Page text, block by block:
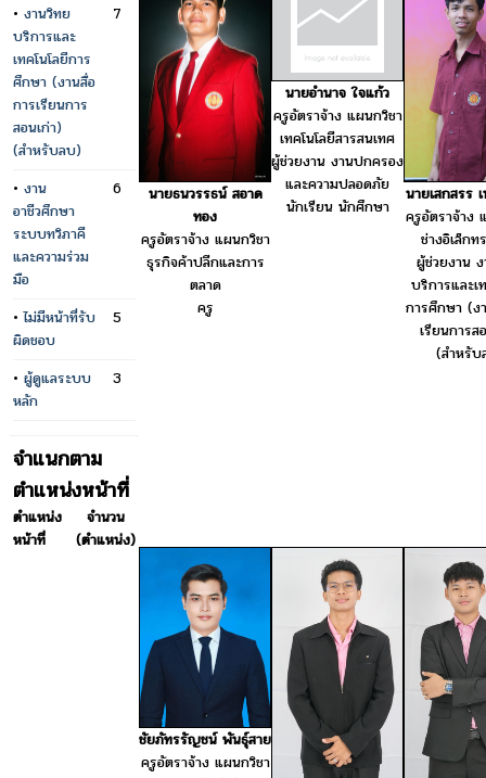
• งานวิทย
บริการและ
เทคโนโลยีการ
ศึกษา (งานสื่อ
การเรียนการ
สอนเก่า)
(สำหรับลบ)
7
• งาน
อาชีวศึกษา
ระบบทวิภาคี
และความร่วม
มือ
6
•ไม่มีหน้าที่รับ
ผิดชอบ
5
• ผู้ดูแลระบบ
หลัก
3
จำแนกตาม
ตำแหน่งหน้าที่
ตำแหน่ง
หน้าที่
จำนวน
(ตำแหน่ง)
นายธนวรรธน์ สอาด
ทอง
ครูอัตราจ้าง แผนกวิชา
ธุรกิจค้าปลีกและการ
ตลาด
ครู
นายอำนาจ ใจแก้ว
ครูอัตราจ้าง แผนกวิชา
เทคโนโลยีสารสนเทศ
ผู้ช่วยงาน งานปกครอง
และความปลอดภัย
นักเรียน นักศึกษา
นายเสกสรร
ครูอัตราจ้าง
ช่างอิเล็กท
ผู้ช่วยงาน
บริการและเ
การศึกษา (ง
เรียนการส
(สำหรั
ชัยภัทรรัญชน์ พันธ์ุสาย
ครูอัตราจ้าง แผนกวิชา